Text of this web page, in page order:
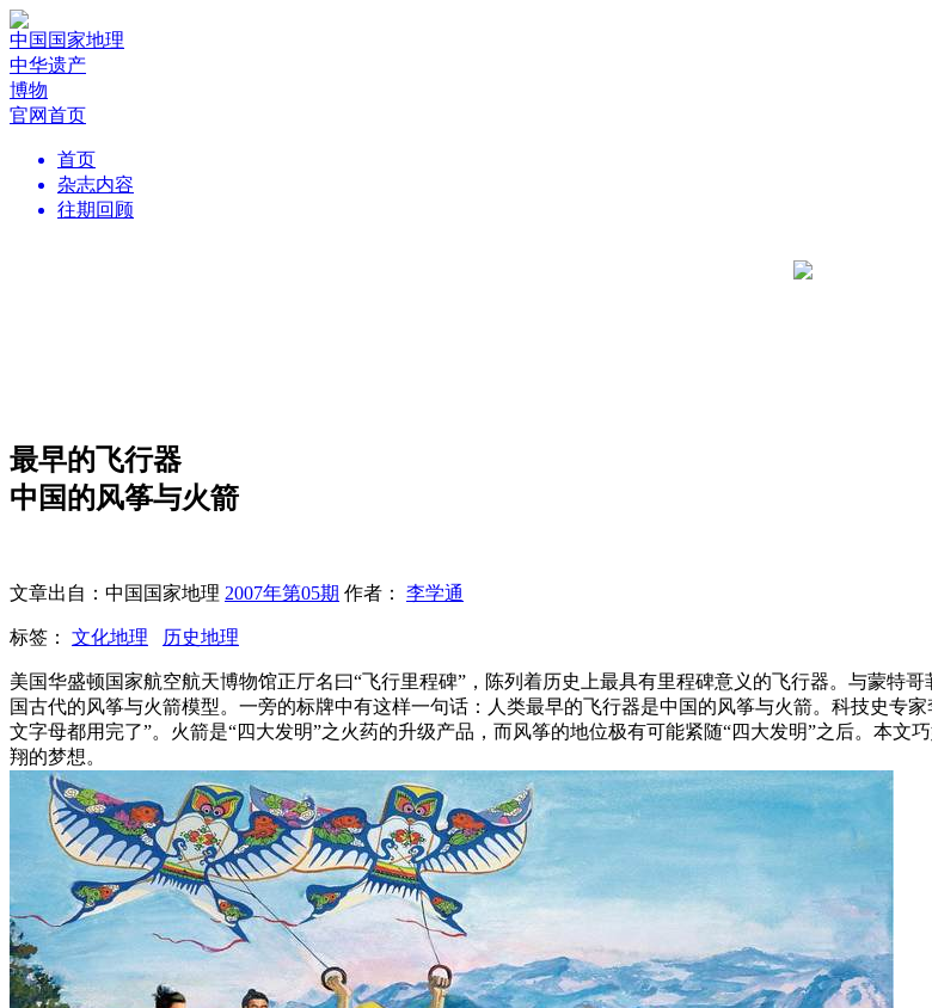
中国国家地理
中华遗产
博物
官网首页
首页
杂志内容
往期回顾
最早的飞行器
中国的风筝与火箭
文章出自：中国国家地理 2007年第05期 作者： 李学通
标签： 文化地理 历史地理
美国华盛顿国家航空航天博物馆正厅名曰“飞行里程碑”，陈列着历史上最具有里程碑意义的飞行器。与蒙特
国古代的风筝与火箭模型。一旁的标牌中有这样一句话：人类最早的飞行器是中国的风筝与火箭。科技史专
文字母都用完了”。火箭是“四大发明”之火药的升级产品，而风筝的地位极有可能紧随“四大发明”之后。本
翔的梦想。